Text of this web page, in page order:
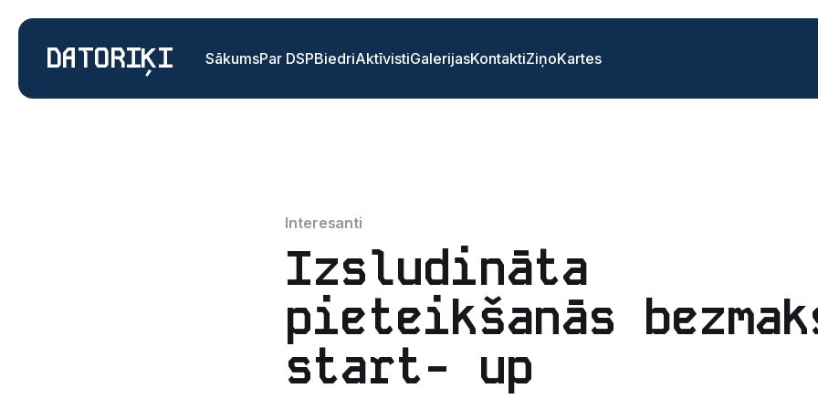
DATORIĶI SākumsPar DSPBiedriAktīvistiGalerijasKontaktiZiņoKartes
Interesanti
Izsludināta
pieteikšanās
start- up